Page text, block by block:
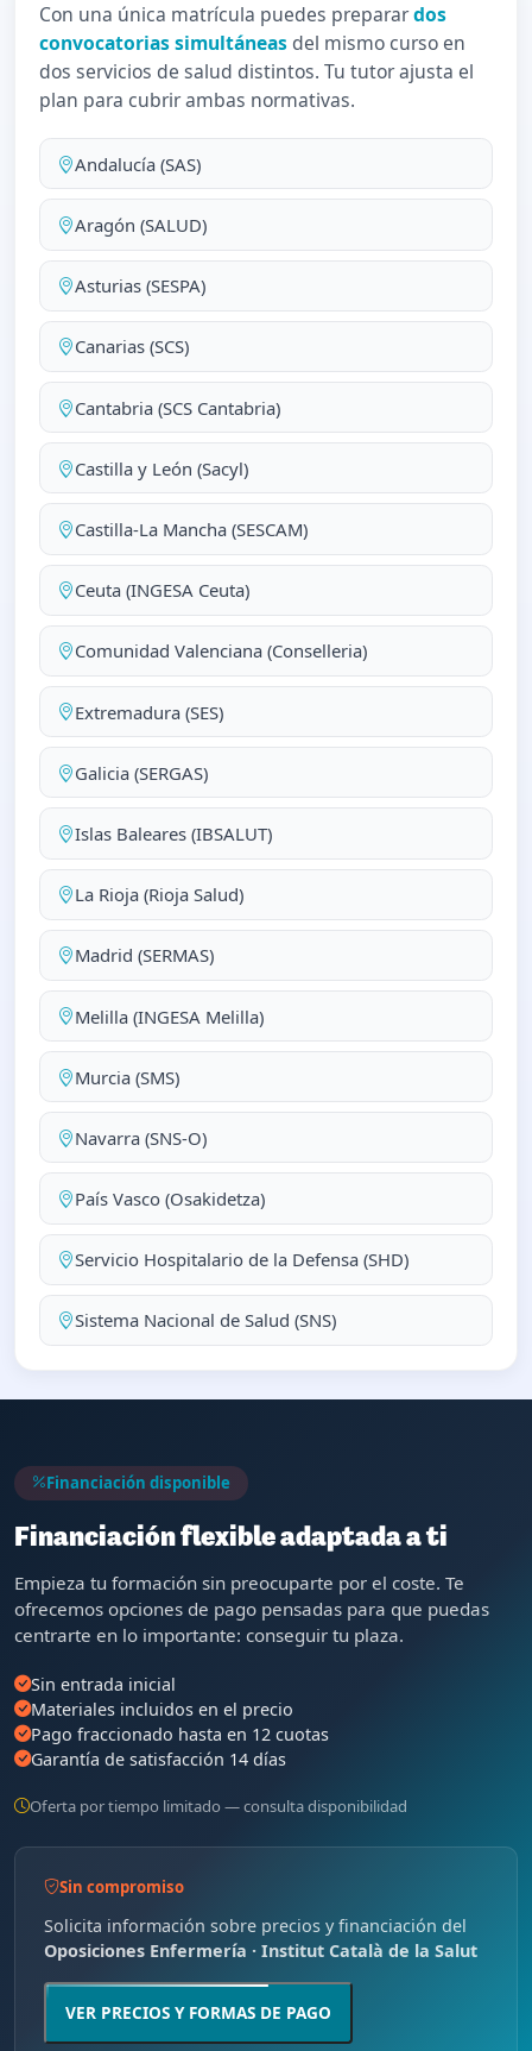
Con una única matrícula puedes preparardos
convocatorias simultáneas del mismo curso en
dos servicios de salud distintos. Tu tutor ajusta el
plan para cubrir ambas normativas.
Andalucía (SAS)
Aragón (SALUD)
Asturias (SESPA)
Canarias (SCS)
Cantabria (SCS Cantabria)
Castilla y León (Sacyl)
Castilla-La Mancha (SESCAM)
Ceuta (INGESA Ceuta)
Comunidad Valenciana (Conselleria)
Extremadura (SES)
Galicia (SERGAS)
Islas Baleares (IBSALUT)
La Rioja (Rioja Salud)
Madrid (SERMAS)
Melilla (INGESA Melilla)
Murcia (SMS)
Navarra (SNS-O)
País Vasco (Osakidetza)
Servicio Hospitalario de la Defensa (SHD)
Sistema Nacional de Salud (SNS)
Financiación disponible
Financiación flexible adaptada a ti
Empieza tu formación sin preocuparte por el coste. Te
ofrecemos opciones de pago pensadas para que puedas
centrarte en lo importante: conseguir tu plaza.
Sin entrada inicial
Materiales incluidos en el precio
Pago fraccionado hasta en 12 cuotas
Garantía de satisfacción 14 días
Oferta por tiempo limitado — consulta disponibilidad
Sin compromiso
Solicita información sobre precios y financiación del
Oposiciones Enfermería · Institut Català de la Salut
VER PRECIOS Y FORMAS DE PAGO